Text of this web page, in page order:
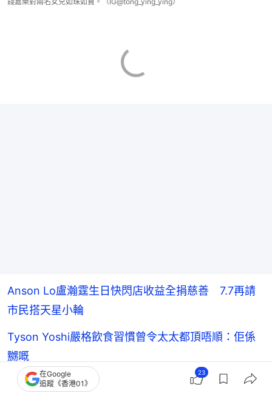
Anson Lo盧瀚霆生日快閃店收益全捐慈善 7.7再請
市民搭天星小輪
Tyson Yoshi嚴格飲食習慣曾令太太都頂唔順：佢係
嬲嘅
陳小春開騷遭負評 機關擋視野觀眾「整場看屁
在Google
追蹤《香港01》
23